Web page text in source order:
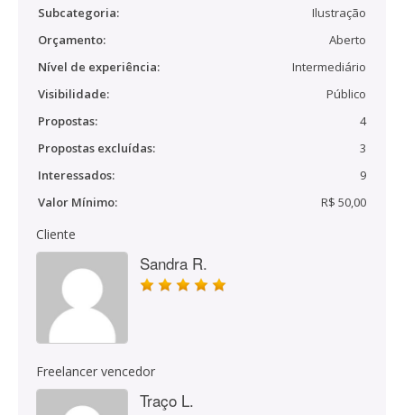
Subcategoria:
Ilustração
Orçamento:
Aberto
Nível de experiência:
Intermediário
Visibilidade:
Público
Propostas:
4
Propostas excluídas:
3
Interessados:
9
Valor Mínimo:
R$ 50,00
Cliente
Sandra R.
Freelancer vencedor
Traço L.